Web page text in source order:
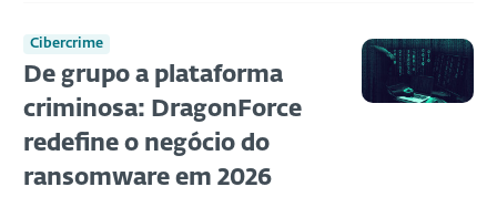
Cibercrime
De grupo a plataforma
criminosa: DragonForce
redefine o negócio do
ransomware em 2026